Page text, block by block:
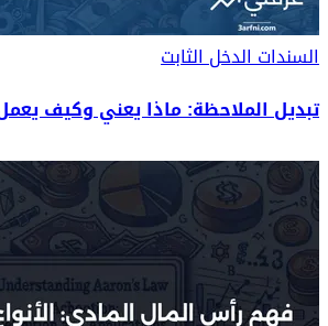
السنداتالدخل الثابت
تبديل الملاحظة: ماذا يعني وكيف